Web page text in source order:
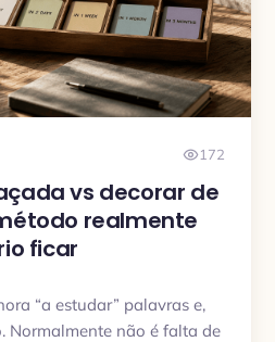
172
vs decorar de
realmente
ficar
“a estudar” palavras e,
Normalmente não é falta de